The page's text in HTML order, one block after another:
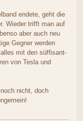
endete, geht die
Wieder trifft man auf
aber auch neu
Gegner werden
mit den süffisant-
von Tesla und
nicht, doch